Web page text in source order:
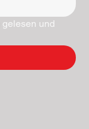
gelesen und